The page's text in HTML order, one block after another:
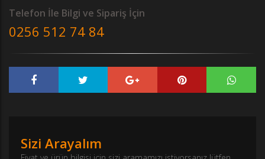
Telefon İle Bilgi ve Sipariş İçin
0256 512 74 84
Sizi Arayalım